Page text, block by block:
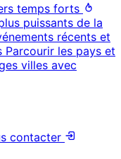
temps forts
puissants de la
récents et
Parcourir les pays et
villes avec
contacter